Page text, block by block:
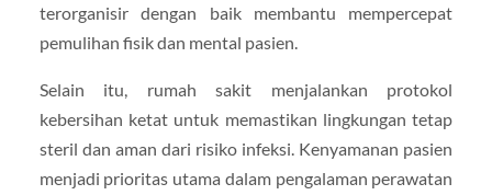
terorganisir dengan baik membantu mempercepat
pemulihan fisik dan mental pasien.
Selain itu, rumah sakit menjalankan protokol
kebersihan ketat untuk memastikan lingkungan tetap
steril dan aman dari risiko infeksi. Kenyamanan pasien
menjadi prioritas utama dalam pengalaman perawatan